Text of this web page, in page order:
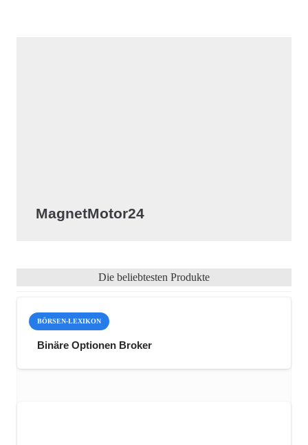
MagnetMotor24
Die beliebtesten Produkte
BÖRSEN-LEXIKON
Binäre Optionen Broker